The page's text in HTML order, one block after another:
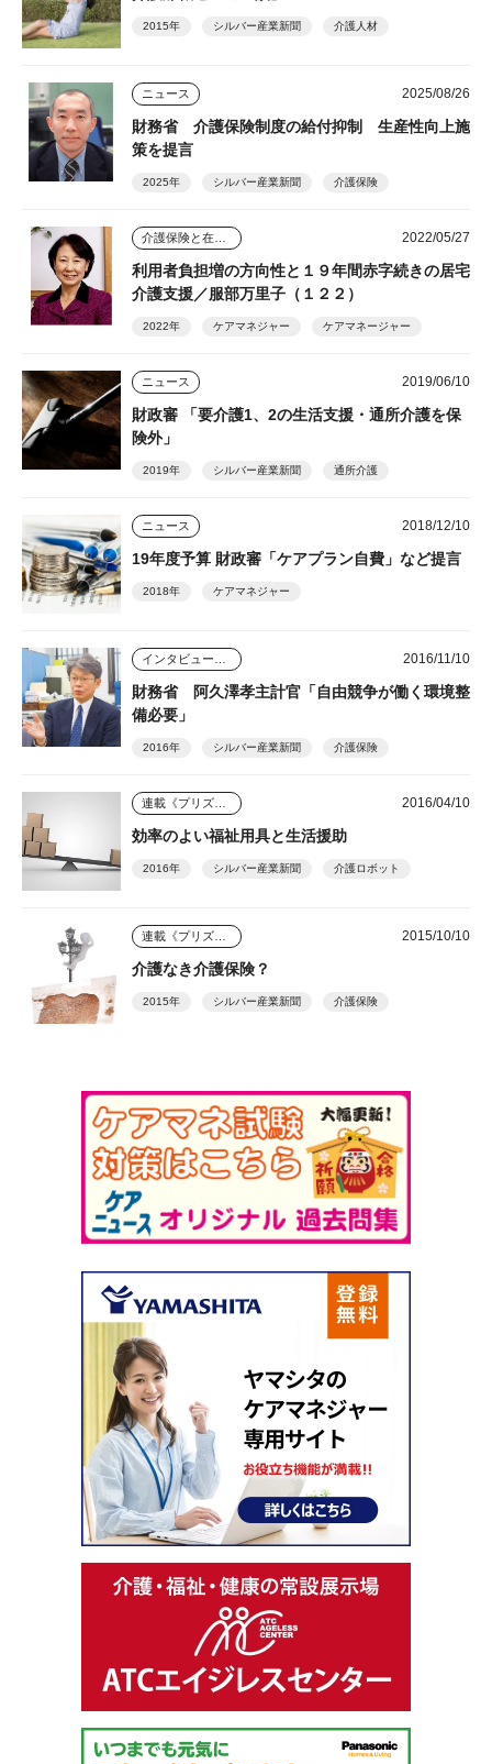
2015年 シルバー産業新聞 介護人材
ニュース 2025/08/26
財務省 介護保険制度の給付抑制 生産性向上施
策を提言
2025年 シルバー産業新聞 介護保険
2022/05/27
利用者負担増の方向性と１９年間赤字続きの居宅
介護支援／服部万里子（１２２）
2022年 ケアマネジャー ケアマネージャー
ニュース 2019/06/10
財政審 「要介護1、2の生活支援・通所介護を保
険外」
2019年 シルバー産業新聞 通所介護
ニュース 2018/12/10
19年度予算 財政審「ケアプラン自費」など提言
2018年 ケアマネジャー
2016/11/10
財務省 阿久澤孝主計官「自由競争が働く環境整
備必要」
2016年 シルバー産業新聞 介護保険
2016/04/10
効率のよい福祉用具と生活援助
2016年 シルバー産業新聞 介護ロボット
2015/10/10
介護なき介護保険？
2015年 シルバー産業新聞 介護保険